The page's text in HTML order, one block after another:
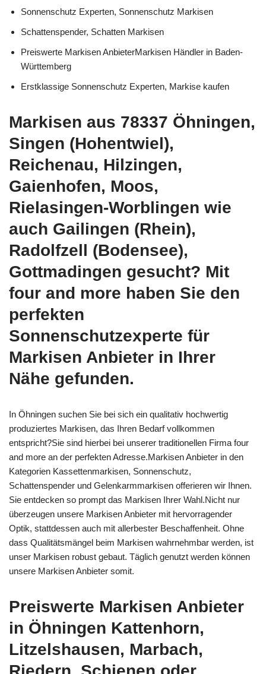
Sonnenschutz Experten, Sonnenschutz Markisen
Schattenspender, Schatten Markisen
Preiswerte Markisen AnbieterMarkisen Händler in Baden-
Württemberg
Erstklassige Sonnenschutz Experten, Markise kaufen
Markisen aus 78337 Öhningen,
Singen (Hohentwiel),
Reichenau, Hilzingen,
Gaienhofen, Moos,
Rielasingen-Worblingen wie
auch Gailingen (Rhein),
Radolfzell (Bodensee),
Gottmadingen gesucht? Mit
four and more haben Sie den
perfekten
Sonnenschutzexperte für
Markisen Anbieter in Ihrer
Nähe gefunden.
In Öhningen suchen Sie bei sich ein qualitativ hochwertig
produziertes Markisen, das Ihren Bedarf vollkommen
entspricht?Sie sind hierbei bei unserer traditionellen Firma four
and more an der perfekten Adresse.Markisen Anbieter in den
Kategorien Kassettenmarkisen, Sonnenschutz,
Schattenspender und Gelenkarmmarkisen offerieren wir Ihnen.
Sie entdecken so prompt das Markisen Ihrer Wahl.Nicht nur
überzeugen unsere Markisen Anbieter mit hervorragender
Optik, stattdessen auch mit allerbester Beschaffenheit. Ohne
dass Qualitätsmängel beim Markisen wahrnehmbar werden, ist
unser Markisen robust gebaut. Täglich genutzt werden können
unsere Markisen Anbieter somit.
Preiswerte Markisen Anbieter
in Öhningen Kattenhorn,
Litzelshausen, Marbach,